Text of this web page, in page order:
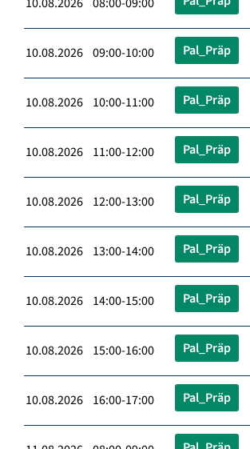
10.08.2026 09:00-10:00 Pal_Präp
10.08.2026 10:00-11:00 Pal_Präp
10.08.2026 11:00-12:00 Pal_Präp
10.08.2026 12:00-13:00 Pal_Präp
10.08.2026 13:00-14:00 Pal_Präp
10.08.2026 14:00-15:00 Pal_Präp
10.08.2026 15:00-16:00 Pal_Präp
10.08.2026 16:00-17:00 Pal_Präp